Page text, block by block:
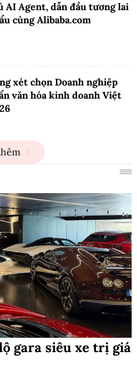
AI Agent, dẫn đầu tương lai
cùng Alibaba.com
xét chọn Doanh nghiệp
văn hóa kinh doanh Việt
gara siêu xe trị giá